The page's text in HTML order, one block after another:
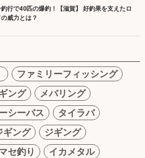
行で40匹の爆釣！【滋賀】 好釣果を支えたロ
威力とは？
ファミリーフィッシング
ング
メバリング
シーバス
タイラバ
ギング
ジギング
セ釣り
イカメタル